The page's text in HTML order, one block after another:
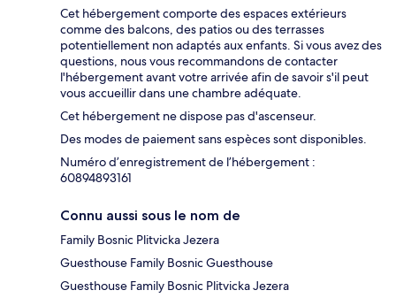
Cet hébergement comporte des espaces extérieurs
comme des balcons, des patios ou des terrasses
potentiellement non adaptés aux enfants. Si vous avez des
questions, nous vous recommandons de contacter
l'hébergement avant votre arrivée afin de savoir s'il peut
vous accueillir dans une chambre adéquate.
Cet hébergement ne dispose pas d'ascenseur.
Des modes de paiement sans espèces sont disponibles.
Numéro d’enregistrement de l’hébergement :
60894893161
Connu aussi sous le nom de
Family Bosnic Plitvicka Jezera
Guesthouse Family Bosnic Guesthouse
Guesthouse Family Bosnic Plitvicka Jezera